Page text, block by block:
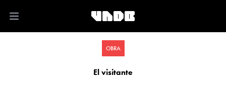
Open main menu
OBRA
El visitante